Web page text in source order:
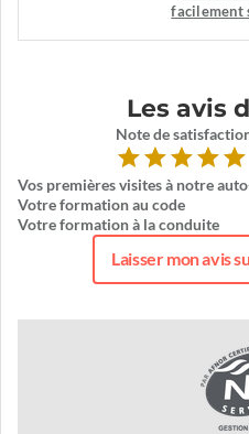
facilement
Les avis
Note de
Vos premières visites à notre
Votre formation au code
Votre formation à la conduite
Laisser mon avis